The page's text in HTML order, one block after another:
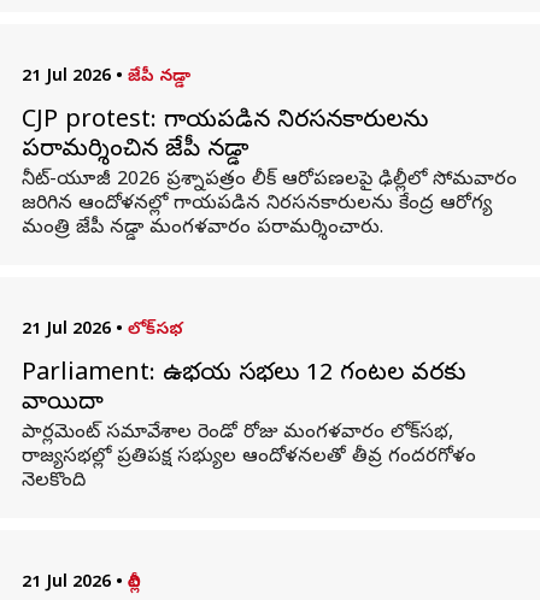
21 Jul 2026 • జేపీ నడ్డా
CJP protest: గాయపడిన నిరసనకారులను
పరామర్శించిన జేపీ నడ్డా
నీట్-యూజీ 2026 ప్రశ్నాపత్రం లీక్ ఆరోపణలపై ఢిల్లీలో సోమవారం
జరిగిన ఆందోళనల్లో గాయపడిన నిరసనకారులను కేంద్ర ఆరోగ్య
మంత్రి జేపీ నడ్డా మంగళవారం పరామర్శించారు.
21 Jul 2026 • లోక్‌సభ
Parliament: ఉభయ సభలు 12 గంటల వరకు
వాయిదా
పార్లమెంట్ సమావేశాల రెండో రోజు మంగళవారం లోక్‌సభ,
రాజ్యసభల్లో ప్రతిపక్ష సభ్యుల ఆందోళనలతో తీవ్ర గందరగోళం
నెలకొంది.
21 Jul 2026 • దిల్లీ